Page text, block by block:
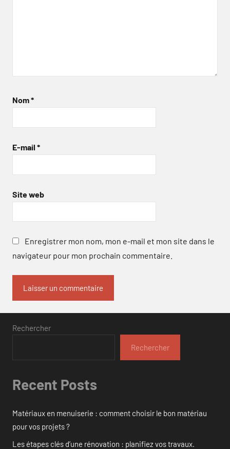
Nom*
E-mail *
Site web
Enregistrer mon nom, mon e-mail et mon site dans le
navigateur pour mon prochain commentaire.
Rechercher
Rechercher
Recent Posts
Matériaux en menuiserie : comment choisir le bon matériau
pour vos projets ?
Les étapes clés d’une rénovation : planifiez vos travaux.